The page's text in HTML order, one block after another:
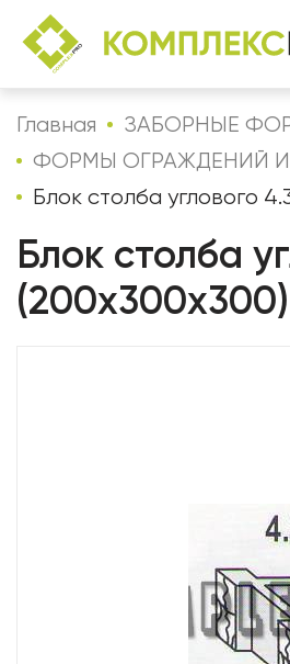
Главная
ЗАБОРНЫЕ
ФОРМЫ ОГРАЖДЕНИЙ
Блок столба углового
Блок столба
(200х300х300)